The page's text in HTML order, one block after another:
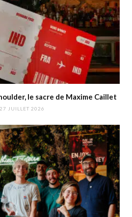
le sacre de Maxime Caillet
27 JUILLET 2026